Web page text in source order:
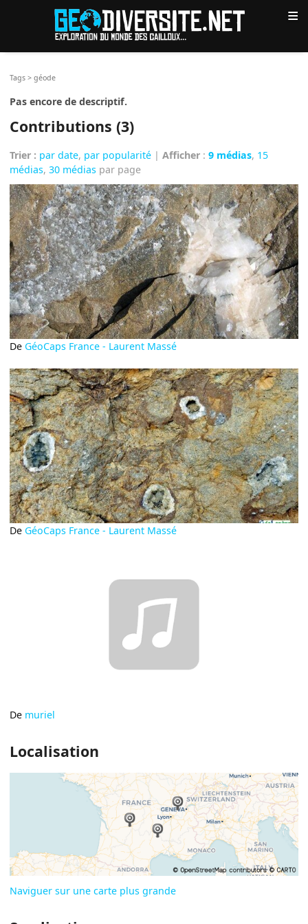
≡
Tags >géode
Pas encore de descriptif.
Contributions (3)
Trier : par date, par popularité |Afficher :9 médias, 15
médias,30 médias par page
De GéoCaps France - Laurent Massé
De GéoCaps France - Laurent Massé
De muriel
Localisation
Naviguer sur une carte plus grande